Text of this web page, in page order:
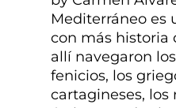
Mediterráneo es
con más historia
allí navegaron
fenicios, los
cartagineses, los